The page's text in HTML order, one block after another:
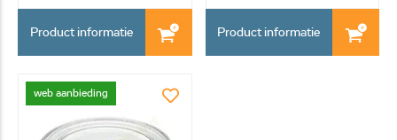
Product informatie Product informatie
web aanbieding